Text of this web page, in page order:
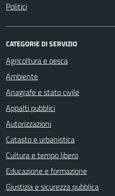
Politici
CATEGORIE DI SERVIZIO
Agricoltura e pesca
Ambiente
Anagrafe e stato civile
Appalti pubblici
Autorizzazioni
Catasto e urbanistica
Cultura e tempo libero
Educazione e formazione
Giustizia e sicurezza pubblica